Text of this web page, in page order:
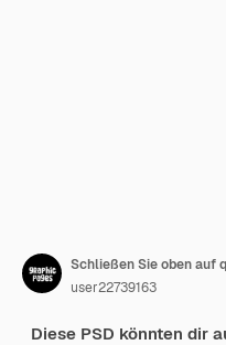
user22739163
Diese PSD könnten dir